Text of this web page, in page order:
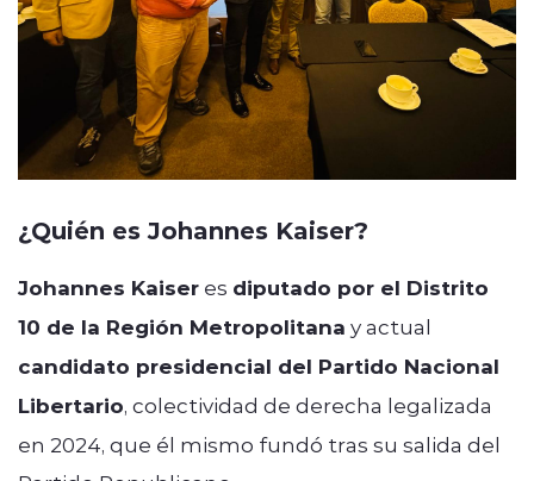
¿Quién es Johannes Kaiser?
Johannes Kaiser es diputado por el Distrito
10 de la Región Metropolitana y actual
candidato presidencial del Partido Nacional
Libertario, colectividad de derecha legalizada
en 2024, que él mismo fundó tras su salida del